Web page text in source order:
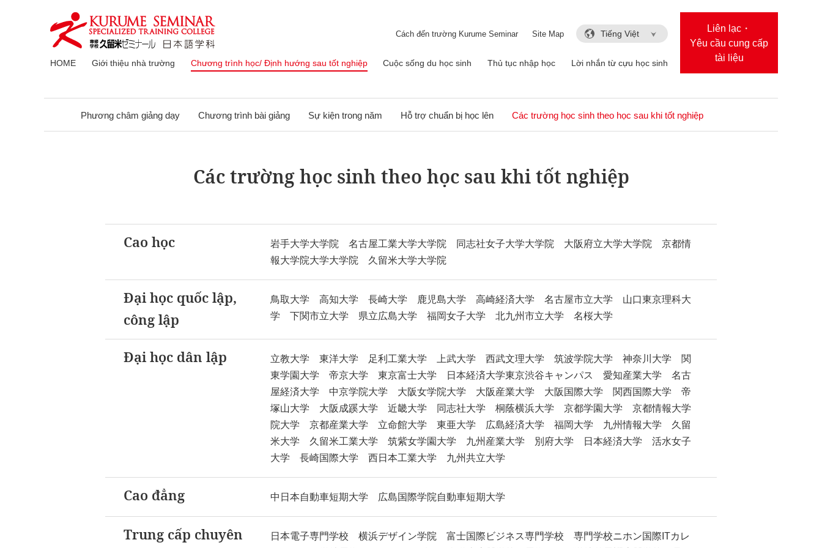
Tiếng Việt
HOME Giới thiệu nhà trường Chương trình học/ Định hướng sau tốt nghiệp Cuộc sống du học sinh Thủ tục nhập học Lời nhắn từ cựu học sinh
Liên lạc・
Yêu cầu cung cấp
tài liệu
Cách đến trường Kurume Seminar Site Map
Phương châm giảng dạy Chương trình bài giảng Sự kiện trong năm Hỗ trợ chuẩn bị học lên Các trường học sinh theo học sau khi tốt nghiệp
Các trường học sinh theo học sau khi tốt nghiệp
Cao học
岩手大学大学院 名古屋工業大学大学院 同志社女子大学大学院 大阪府立大学大学院 京都情
報大学院大学大学院 久留米大学大学院
Đại học quốc lập,
công lập
鳥取大学 高知大学 長崎大学 鹿児島大学 高崎経済大学 名古屋市立大学 山口東京理科大
学 下関市立大学 県立広島大学 福岡女子大学 北九州市立大学 名桜大学
Đại học dân lập
立教大学 東洋大学 足利工業大学 上武大学 西武文理大学 筑波学院大学 神奈川大学 関
東学園大学 帝京大学 東京富士大学 日本経済大学東京渋谷キャンパス 愛知産業大学 名古
屋経済大学 中京学院大学 大阪女学院大学 大阪産業大学 大阪国際大学 関西国際大学 帝
塚山大学 大阪成蹊大学 近畿大学 同志社大学 桐蔭横浜大学 京都学園大学 京都情報大学
院大学 京都産業大学 立命館大学 東亜大学 広島経済大学 福岡大学 九州情報大学 久留
米大学 久留米工業大学 筑紫女学園大学 九州産業大学 別府大学 日本経済大学 活水女子
大学 長崎国際大学 西日本工業大学 九州共立大学
Cao đẳng 中日本自動車短期大学 広島国際学院自動車短期大学
Trung cấp chuyên
日本電子専門学校 横浜デザイン学院 富士国際ビジネス専門学校 専門学校ニホン国際ITカレ